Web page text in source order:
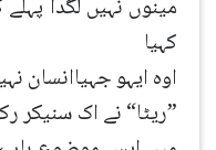
مینوں نہیں لگدا
کہیا
اوہ ایہو جہیاانسان
”ریٹا“ نے اک سنیکر